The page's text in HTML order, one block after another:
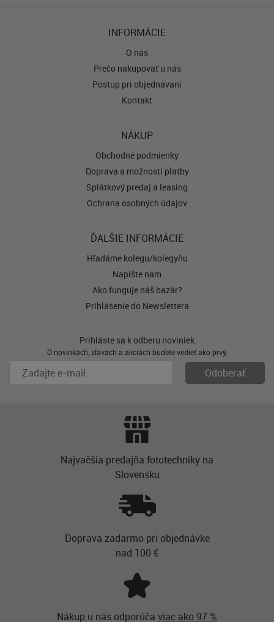
INFORMÁCIE
O nás
Prečo nakupovať u nás
Postup pri objednávaní
Kontakt
NÁKUP
Obchodné podmienky
Doprava a možnosti platby
Splátkový predaj a leasing
Ochrana osobných údajov
ĎALŠIE INFORMÁCIE
Hľadáme kolegu/kolegyňu
Napíšte nám
Ako funguje náš bazár?
Prihlásenie do Newslettera
Prihláste sa k odberu noviniek
O novinkách, zľavách a akciách budete vedieť ako prvý.
Najvačšia predajňa fototechniky na
Slovensku
Doprava zadarmo pri objednávke
nad 100 €
Nákup u nás odporúča viac ako 97 %